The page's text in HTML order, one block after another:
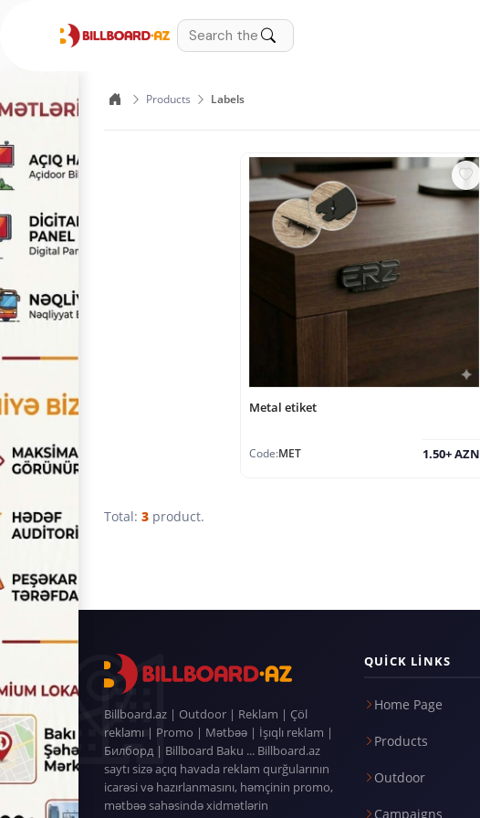
Products Labels
Metal etiket
Code:MET 1.50+ AZN
Total: 3 product.
Billboard.az | Outdoor | Reklam | Çöl
reklamı | Promo | Mətbəə | İşıqlı reklam |
Билборд | Billboard Baku ... Billboard.az
saytı sizə açıq havada reklam qurğularının
icarəsi və hazırlanmasını, həmçinin promo,
mətbəə sahəsində xidmətlərin
QUICK LINKS
Home Page
Products
Outdoor
Campaigns